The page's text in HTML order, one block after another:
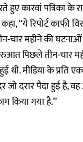
हुए कारवां पत्रिका
‘‘ये रिपोर्ट काफी
चार महीने की
पिछले तीन-चार
मीडिया के प्रति
जो दरार पैदा हुई है,
किया गया है.’’